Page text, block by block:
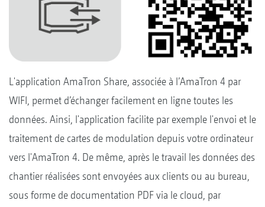
L'application AmaTron Share, associée à l’AmaTron 4 par
WIFI, permet d’échanger facilement en ligne toutes les
données. Ainsi, l'application facilite par exemple l'envoi et le
traitement de cartes de modulation depuis votre ordinateur
vers l'AmaTron 4. De même, après le travail les données des
chantier réalisées sont envoyées aux clients ou au bureau,
sous forme de documentation PDF via le cloud, par